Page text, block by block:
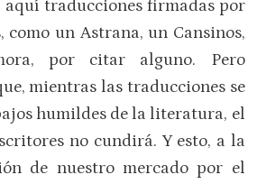
aquí traducciones firmadas por
como un Astrana, un Cansinos,
por citar alguno. Pero
mientras las traducciones se
humildes de la literatura, el
no cundirá. Y esto, a la
de nuestro mercado por el